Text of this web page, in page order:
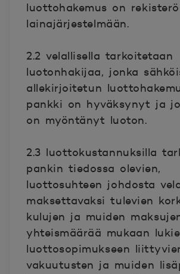
luottohakemus on
lainajärjestelmään.
2.2 velallisella tarkoitetaan
luotonhakijaa, jonka
allekirjoitetun
pankki on hyväksynyt ja
on myöntänyt luoton.
2.3 luottokustannuksilla
pankin tiedossa olevien,
luottosuhteen johdosta
maksettavaksi tulevien
kulujen ja muiden
yhteismäärää mukaan
luottosopimukseen
vakuutusten ja muiden